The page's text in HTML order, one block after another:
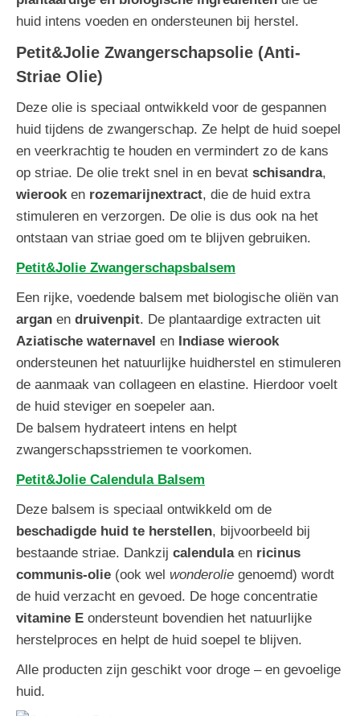
huid intens voeden en ondersteunen bij herstel.
Petit&Jolie Zwangerschapsolie (Anti-
Striae Olie)
Deze olie is speciaal ontwikkeld voor de gespannen
huid tijdens de zwangerschap. Ze helpt de huid soepel
en veerkrachtig te houden en vermindert zo de kans
op striae. De olie trekt snel in en bevat schisandra,
wierooken rozemarijnextract, die de huid extra
stimuleren en verzorgen. De olie is dus ook na het
ontstaan van striae goed om te blijven gebruiken.
Petit&Jolie Zwangerschapsbalsem
Een rijke, voedende balsem met biologische oliën van
argan en druivenpit. De plantaardige extracten uit
Aziatische waternavel en Indiase wierook
ondersteunen het natuurlijke huidherstel en stimuleren
de aanmaak van collageen en elastine. Hierdoor voelt
de huid steviger en soepeler aan.
De balsem hydrateert intens en helpt
zwangerschapsstriemen te voorkomen.
Petit&Jolie Calendula Balsem
Deze balsem is speciaal ontwikkeld om de
beschadigde huid te herstellen, bijvoorbeeld bij
bestaande striae. Dankzij calendulaen ricinus
communis-olie (ook wel wonderolie genoemd) wordt
de huid verzacht en gevoed. De hoge concentratie
vitamine E ondersteunt bovendien het natuurlijke
herstelproces en helpt de huid soepel te blijven.
Alle producten zijn geschikt voor droge – en gevoelige
huid.